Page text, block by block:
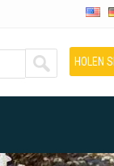
HOLEN